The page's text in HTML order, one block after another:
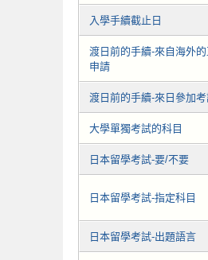
入學手續截止日
渡日前的手續-來自海外
申請
渡日前的手續-來日參加
大學單獨考試的科目
日本留學考試-要/不要
日本留學考試-指定科目
日本留學考試-出題語言